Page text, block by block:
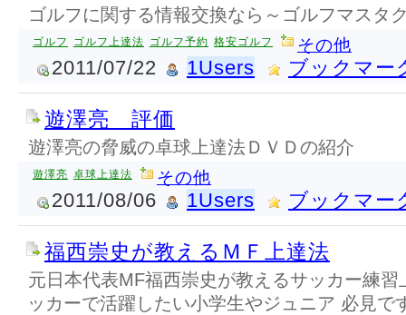
ゴルフに関する情報交換なら～ゴルフマスタ
ゴルフ ゴルフ上達法 ゴルフ予約 格安ゴルフ その他
2011/07/22 1Users ブックマー
遊澤亮 評価
遊澤亮の脅威の卓球上達法ＤＶＤの紹介
遊澤亮 卓球上達法 その他
2011/08/06 1Users ブックマー
福西崇史が教えるＭＦ上達法
元日本代表MF福西崇史が教えるサッカー練習
ッカーで活躍したい小学生やジュニア 必見で